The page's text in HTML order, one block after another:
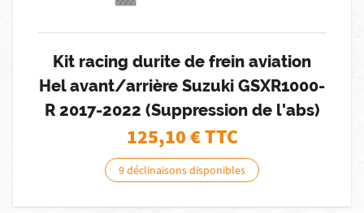
Kit racing durite de frein aviation
Hel avant/arrière Suzuki GSXR1000-
R 2017-2022 (Suppression de l'abs)
125,10€ TTC
9 déclinaisons disponibles